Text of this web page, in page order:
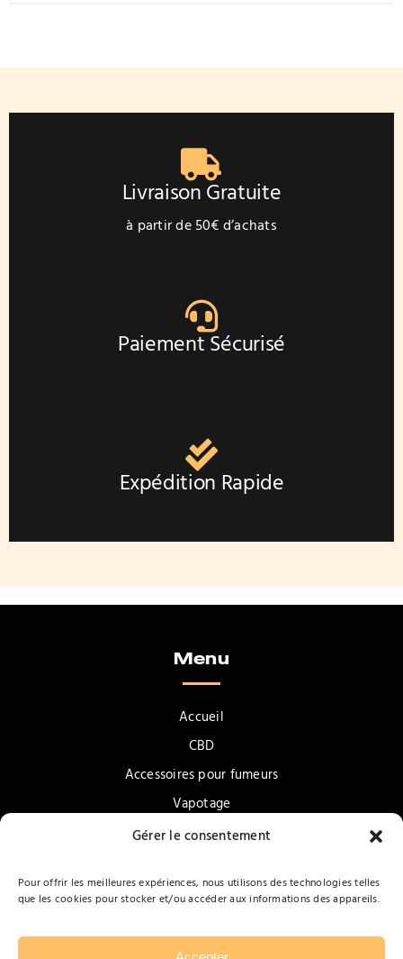
Gérer le consentement
Pour offrir les meilleures expériences, nous utilisons des technologies telles
que les cookies pour stocker et/ou accéder aux informations des appareils.
Les
peuvent
choisies
sur
la
page
Livraison Gratuite
à partir de 50€ d’achats
Paiement Sécurisé
Expédition Rapide
Menu
Accueil
CBD
Accessoires pour fumeurs
Vapotage
Confiseries & Gourmandises
Contact